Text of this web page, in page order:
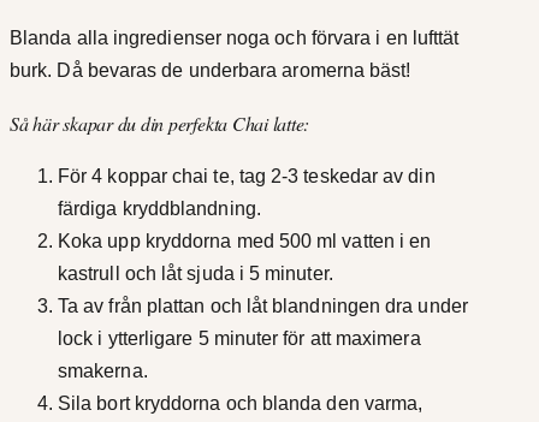
Blanda alla ingredienser noga och förvara i en lufttät
burk. Då bevaras de underbara aromerna bäst!
Så här skapar du din perfekta Chai latte:
För 4 koppar chai te, tag 2-3 teskedar av din
färdiga kryddblandning.
Koka upp kryddorna med 500 ml vatten i en
kastrull och låt sjuda i 5 minuter.
Ta av från plattan och låt blandningen dra under
lock i ytterligare 5 minuter för att maximera
smakerna.
Sila bort kryddorna och blanda den varma,